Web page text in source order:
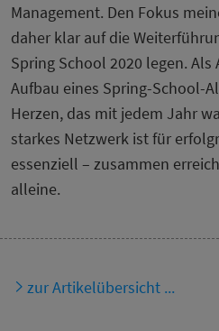
Management. Den Fokus
daher klar auf die
Spring School 2020 legen.
Aufbau eines Spring-School-
Herzen, das mit jedem Jahr
starkes Netzwerk ist für
essenziell – zusammen
alleine.
zur Artikelübersicht ...